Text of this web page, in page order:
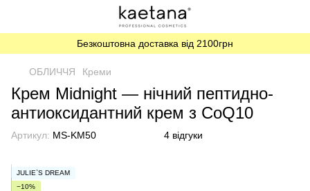
Безкоштовна доставка від 2100грн
ОБЛИЧЧЯ Креми
Крем Midnight — нічний пептидно-
антиоксидантний крем з CoQ10
Артикул: MS-KM50 4 відгуки
JULIE`S DREAM
−10%